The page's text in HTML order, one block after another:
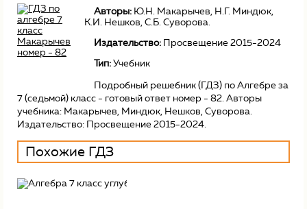
Авторы: Ю.Н. Макарычев, Н.Г. Миндюк,
К.И. Нешков, С.Б. Суворова.
Издательство: Просвещение 2015-2024
Тип:Учебник
Подробный решебник (ГДЗ) по Алгебре за
7 (седьмой) класс - готовый ответ номер - 82. Авторы
учебника: Макарычев, Миндюк, Нешков, Суворова.
Издательство: Просвещение 2015-2024.
Похожие ГДЗ